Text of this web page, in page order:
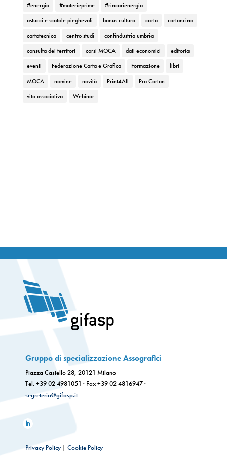
#energia
#materieprime
#rincarienergia
astucci e scatole pieghevoli
bonus cultura carta
cartoncino
cartotecnica
centro studi
confindustria umbria
consulta dei territori
corsi MOCA dati economici
editoria
eventi
Federazione Carta e Grafica Formazione
libri
MOCA
nomine novità Print4All
Pro Carton
vita associativa
Webinar
Gruppo di specializzazione Assografici
Piazza Castello 28, 20121 Milano
Tel. +39 02 4981051 · Fax +39 02 4816947 ·
segreteria@gifasp.it
Privacy Policy| Cookie Policy